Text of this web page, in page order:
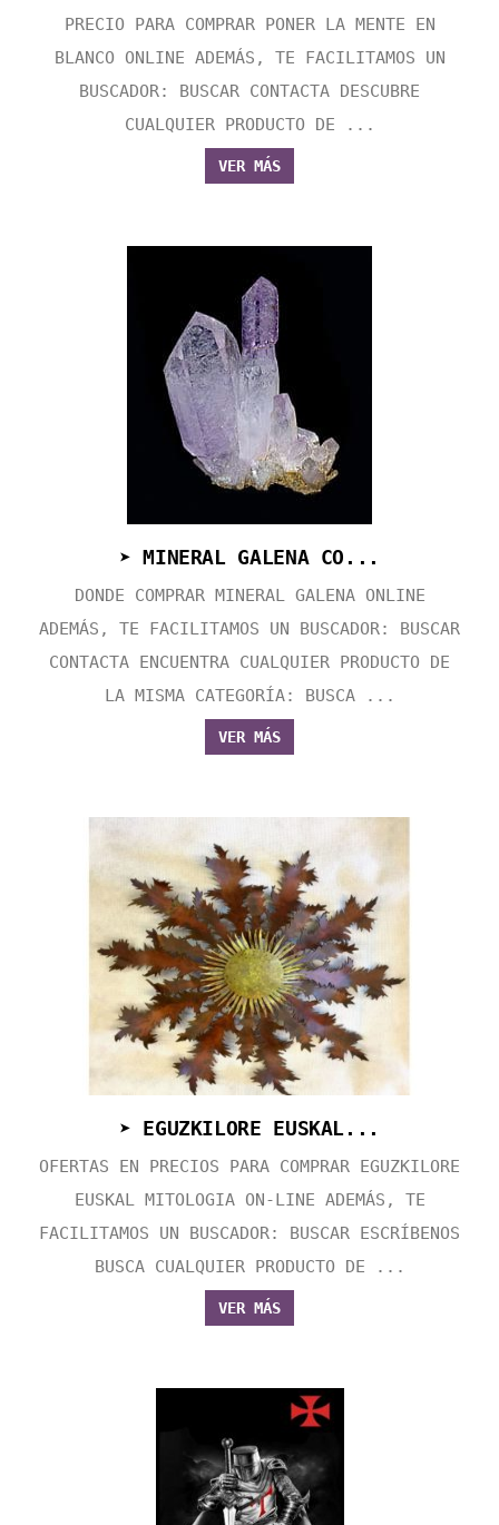
PRECIO PARA COMPRAR PONER LA MENTE EN
BLANCO ONLINE ADEMÁS, TE FACILITAMOS UN
BUSCADOR: BUSCAR CONTACTA DESCUBRE
CUALQUIER PRODUCTO DE ...
VER MÁS
➤ MINERAL GALENA CO...
DONDE COMPRAR MINERAL GALENA ONLINE
ADEMÁS, TE FACILITAMOS UN BUSCADOR: BUSCAR
CONTACTA ENCUENTRA CUALQUIER PRODUCTO DE
LA MISMA CATEGORÍA: BUSCA ...
VER MÁS
➤ EGUZKILORE EUSKAL...
OFERTAS EN PRECIOS PARA COMPRAR EGUZKILORE
EUSKAL MITOLOGIA ON-LINE ADEMÁS, TE
FACILITAMOS UN BUSCADOR: BUSCAR ESCRÍBENOS
BUSCA CUALQUIER PRODUCTO DE ...
VER MÁS